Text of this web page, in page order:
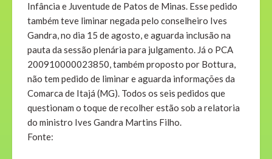
Infância e Juventude de Patos de Minas. Esse pedido
também teve liminar negada pelo conselheiro Ives
Gandra, no dia 15 de agosto, e aguarda inclusão na
pauta da sessão plenária para julgamento. Já o PCA
200910000023850, também proposto por Bottura,
não tem pedido de liminar e aguarda informações da
Comarca de Itajá (MG). Todos os seis pedidos que
questionam o toque de recolher estão sob a relatoria
do ministro Ives Gandra Martins Filho.
Fonte: